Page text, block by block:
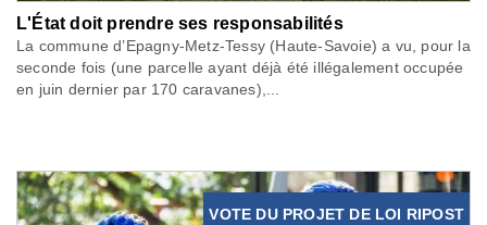
L'État doit prendre ses responsabilités
La commune d’Epagny-Metz-Tessy (Haute-Savoie) a vu, pour la
seconde fois (une parcelle ayant déjà été illégalement occupée
en juin dernier par 170 caravanes),...
VOTE DU PROJET DE LOI RIPOST